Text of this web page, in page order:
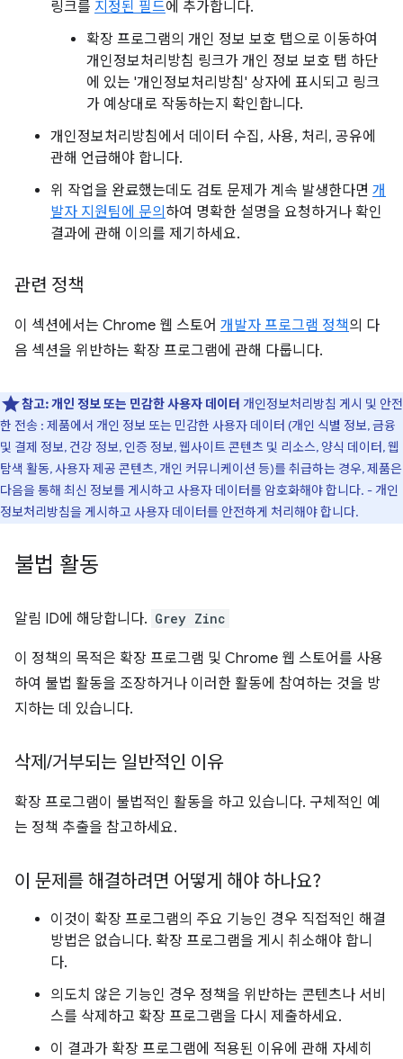
링크를 지정된 필드에 추가합니다.
확장 프로그램의 개인 정보 보호 탭으로 이동하여
개인정보처리방침 링크가 개인 정보 보호 탭 하단
에 있는 '개인정보처리방침' 상자에 표시되고 링크
가 예상대로 작동하는지 확인합니다.
개인정보처리방침에서 데이터 수집, 사용, 처리, 공유에
관해 언급해야 합니다.
위 작업을 완료했는데도 검토 문제가 계속 발생한다면 개
발자 지원팀에 문의 하여 명확한 설명을 요청하거나 확인
결과에 관해 이의를 제기하세요.
관련 정책
이 섹션에서는 Chrome 웹 스토어 개발자 프로그램 정책 의 다
음 섹션을 위반하는 확장 프로그램에 관해 다룹니다.
참고:개인 정보 또는 민감한 사용자 데이터 개인정보처리방침 게시 및 안전
한 전송 : 제품에서 개인 정보 또는 민감한 사용자 데이터 (개인 식별 정보, 금융
및 결제 정보, 건강 정보, 인증 정보, 웹사이트 콘텐츠 및 리소스, 양식 데이터, 웹
탐색 활동, 사용자 제공 콘텐츠, 개인 커뮤니케이션 등)를 취급하는 경우, 제품은
다음을 통해 최신 정보를 게시하고 사용자 데이터를 암호화해야 합니다. - 개인
정보처리방침을 게시하고 사용자 데이터를 안전하게 처리해야 합니다.
불법 활동
알림 ID에 해당합니다. Grey Zinc
이 정책의 목적은 확장 프로그램 및 Chrome 웹 스토어를 사용
하여 불법 활동을 조장하거나 이러한 활동에 참여하는 것을 방
지하는 데 있습니다.
삭제 /거부되는 일반적인 이유
확장 프로그램이 불법적인 활동을 하고 있습니다. 구체적인 예
는 정책 추출을 참고하세요.
이 문제를 해결하려면 어떻게 해야 하나요?
이것이 확장 프로그램의 주요 기능인 경우 직접적인 해결
방법은 없습니다. 확장 프로그램을 게시 취소해야 합니
다.
의도치 않은 기능인 경우 정책을 위반하는 콘텐츠나 서비
스를 삭제하고 확장 프로그램을 다시 제출하세요.
이 결과가 확장 프로그램에 적용된 이유에 관해 자세히